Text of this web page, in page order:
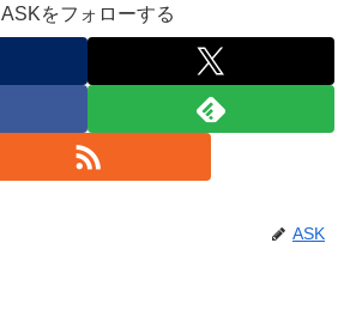
ASKをフォローする
ASK